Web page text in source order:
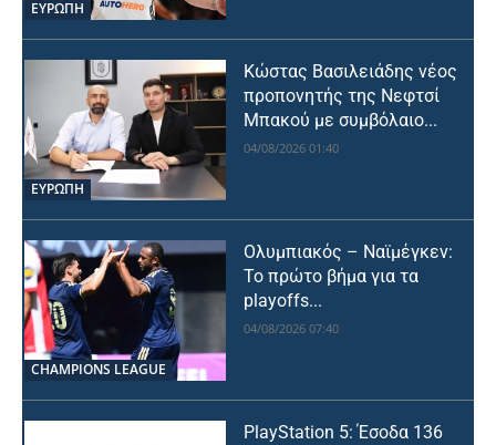
ΕΥΡΩΠΗ
ΕΥΡΩΠΗ
Κώστας Βασιλειάδης νέος
προπονητής της Νεφτσί
Μπακού με συμβόλαιο...
04/08/2026 01:40
CHAMPIONS LEAGUE
Ολυμπιακός – Ναϊμέγκεν:
Το πρώτο βήμα για τα
playoffs...
04/08/2026 07:40
PlayStation 5: Έσοδα 136